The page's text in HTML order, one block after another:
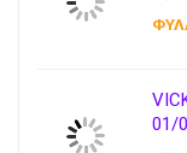
01/